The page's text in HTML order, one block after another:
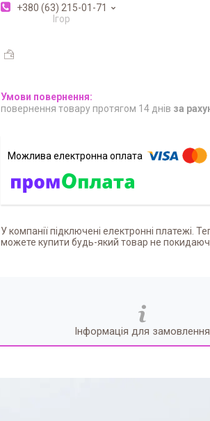
+380 (63) 215-01-71
Ігор
повернення товару протягом 14 днів за
У компанії підключені електронні платежі.
можете купити будь-який товар не
Інформація для замовлення